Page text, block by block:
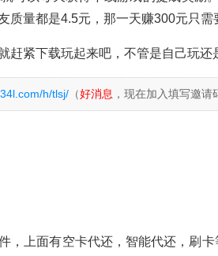
质量都是4.5元，那一天赚300元只需
赶紧下载玩起来吧，不管是自己玩还
h/tlsj/ （好消息 ，现在加入填写邀请
，上面有空卡代还，智能代还，刷